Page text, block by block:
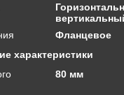
Фланцевое
характеристики
80 мм